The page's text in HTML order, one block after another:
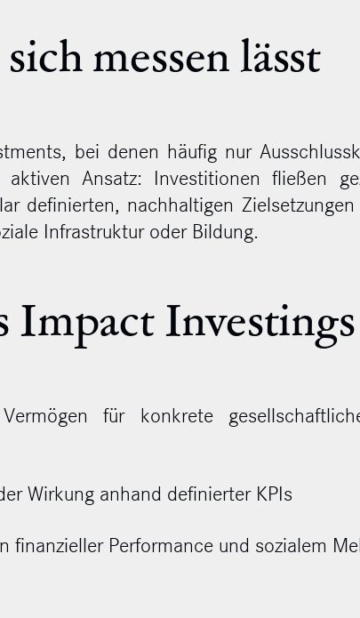
messen lässt
bei denen häufig nur
Ansatz: Investitionen fließen
definierten, nachhaltigen
Infrastruktur oder Bildung.
Impact Investings
für konkrete
Wirkung anhand definierter KPIs
finanzieller Performance und sozialem